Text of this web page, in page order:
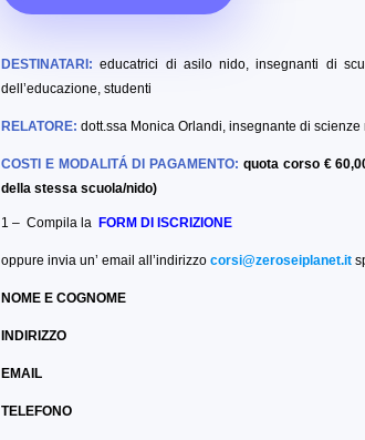
DESTINATARI: educatrici di asilo nido, insegnanti di
dell’educazione,studenti
RELATORE: dott.ssa Monica Orlandi, insegnante di scienze
COSTI E MODALITÁ DI PAGAMENTO: quota corso €
della stessa scuola/nido)
1 – Compila la FORM DI ISCRIZIONE
oppure invia un’ email all’indirizzocorsi@zeroseiplanet.it
NOME E COGNOME
INDIRIZZO
EMAIL
TELEFONO